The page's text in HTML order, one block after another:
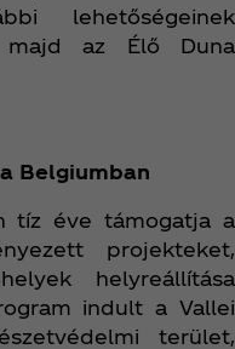
lehetőségeinek
majd az Élő Duna
Belgiumban
tíz éve támogatja a
projekteket,
helyreállítása
indult a Vallei
terület,